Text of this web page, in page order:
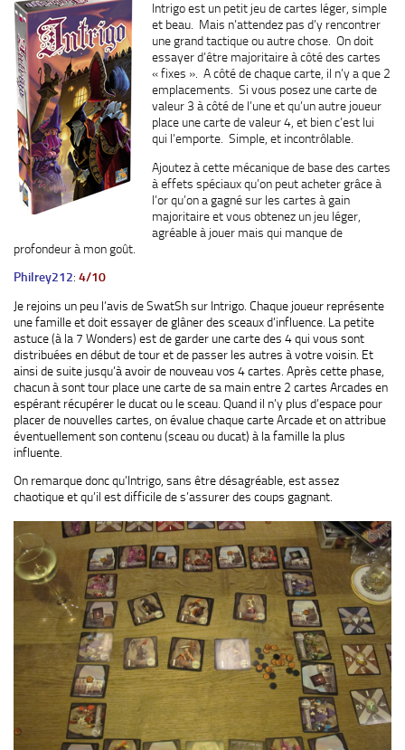
Intrigo est un petit jeu de cartes léger, simple
et beau. Mais n’attendez pas d’y rencontrer
une grand tactique ou autre chose. On doit
essayer d’être majoritaire à côté des cartes
« fixes ». A côté de chaque carte, il n’y a que 2
emplacements. Si vous posez une carte de
valeur 3 à côté de l’une et qu’un autre joueur
place une carte de valeur 4, et bien c’est lui
qui l’emporte. Simple, et incontrôlable.
Ajoutez à cette mécanique de base des cartes
à effets spéciaux qu’on peut acheter grâce à
l’or qu’on a gagné sur les cartes à gain
majoritaire et vous obtenez un jeu léger,
agréable à jouer mais qui manque de
profondeur à mon goût.
Philrey212: 4/10
Je rejoins un peu l’avis de SwatSh sur Intrigo. Chaque joueur représente
une famille et doit essayer de glâner des sceaux d’influence. La petite
astuce (à la 7 Wonders) est de garder une carte des 4 qui vous sont
distribuées en début de tour et de passer les autres à votre voisin. Et
ainsi de suite jusqu’à avoir de nouveau vos 4 cartes. Après cette phase,
chacun à sont tour place une carte de sa main entre 2 cartes Arcades en
espérant récupérer le ducat ou le sceau. Quand il n’y plus d’espace pour
placer de nouvelles cartes, on évalue chaque carte Arcade et on attribue
éventuellement son contenu (sceau ou ducat) à la famille la plus
influente.
On remarque donc qu’Intrigo, sans être désagréable, est assez
chaotique et qu’il est difficile de s’assurer des coups gagnant.